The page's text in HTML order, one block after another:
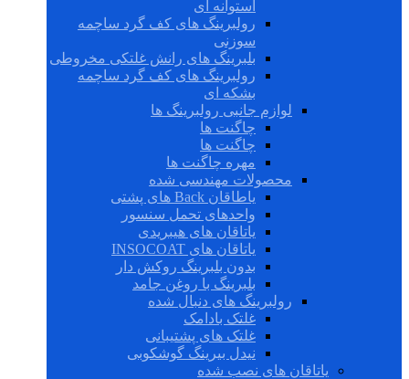
استوانه ای
رولبرینگ های کف گرد ساچمه
سوزنی
بلبرینگ های رانش غلتکی مخروطی
رولبرینگ های کف گرد ساچمه
بشکه ای
لوازم جانبی رولبرینگ ها
چاگنت ها
چاگنت ها
مهره چاگنت ها
محصولات مهندسی شده
یاطاقان Back های پشتی
واحدهای تحمل سنسور
یاتاقان های هیبریدی
یاتاقان های INSOCOAT
بدون بلبرینگ روکش دار
بلبرینگ با روغن جامد
رولبرینگ های دنبال شده
غلتک بادامک
غلتک های پشتیبانی
نیدل بیرینگ گوشکوبی
یاتاقان های نصب شده